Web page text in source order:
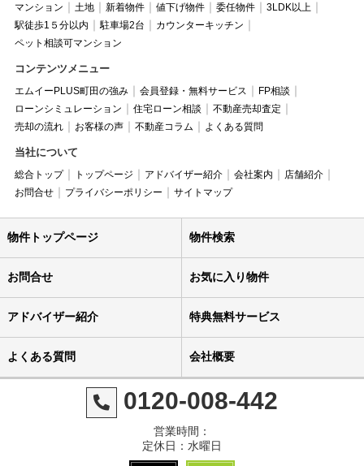
マンション
土地 新着物件 値下げ物件 委任物件
3LDK以上
駅徒歩1５分以内
駐車場2台
カウンターキッチン
ペット相談可マンション
コンテンツメニュー
エムイーPLUS町田の強み 会員登録・無料サービス
FP相談
ローンシミュレーション
住宅ローン相談
不動産売却査定
売却の流れ
お客様の声 不動産コラム よくある質問
当社について
総合トップ トップページ アドバイザー紹介 会社案内
店舗紹介
お問合せ
プライバシーポリシー サイトマップ
物件トップページ 物件検索
お問合せ お気に入り物件
アドバイザー紹介 特典無料サービス
よくある質問 会社概要
0120-008-442
営業時間：
定休日：水曜日